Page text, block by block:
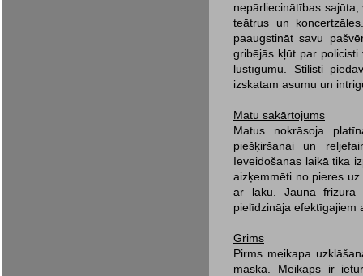
nepārliecinātības
teātrus un
paaugstināt savu
gribējās kļūt par
lustīgumu. Stilisti
izskatam asumu un
Matu sakārtojums
Matus nokrāsoja
piešķiršanai un
Ieveidošanas laikā tika
aizķemmēti no pieres
ar laku. Jauna frizūra
pielīdzināja efektīgajiem
Grims
Pirms meikapa
maska. Meikaps ir